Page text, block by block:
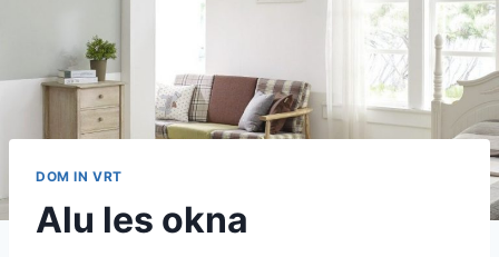
DOM IN VRT
Alu les okna